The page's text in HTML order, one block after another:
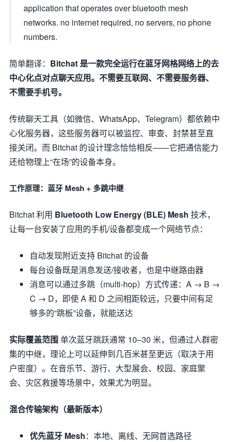
application that operates over bluetooth mesh
networks. no internet required, no servers, no phone
numbers.
简单翻译： Bitchat 是一款完全运行在蓝牙网格网络上的去
中心化点对点聊天应用。不需要互联网、不需要服务器、
不需要手机号。
传统聊天工具（如微信、WhatsApp、Telegram）都依赖中
心化服务器，这些服务器可以被监控、审查、封禁甚至直
接关闭。而 Bitchat 的设计理念恰恰相反——它把通信能力
还给物理上“在场”的设备本身。
工作原理：蓝牙 Mesh + 多跳中继
Bitchat 利用 Bluetooth Low Energy (BLE) Mesh 技术，
让每一台安装了应用的手机/设备都变成一个网络节点：
自动发现附近支持 Bitchat 的设备
每台设备既是消息发送/接收者，也是中继路由器
消息可以通过多跳（multi-hop）方式传递：A → B →
C → D，即使 A 和 D 之间相距较远，只要中间有足
够多的“跳板”设备，就能送达
实际覆盖范围单次蓝牙跳跃通常 10–30 米，但通过人群密
集的中继，理论上可以延伸到几百米甚至更远（取决于用
户密度）。在音乐节、游行、大型展会、校园、家庭聚
会、灾区救援等场景中，效果尤为明显。
混合传输架构（最新版本）
优先蓝牙 Mesh：本地、离线、无网首选路径